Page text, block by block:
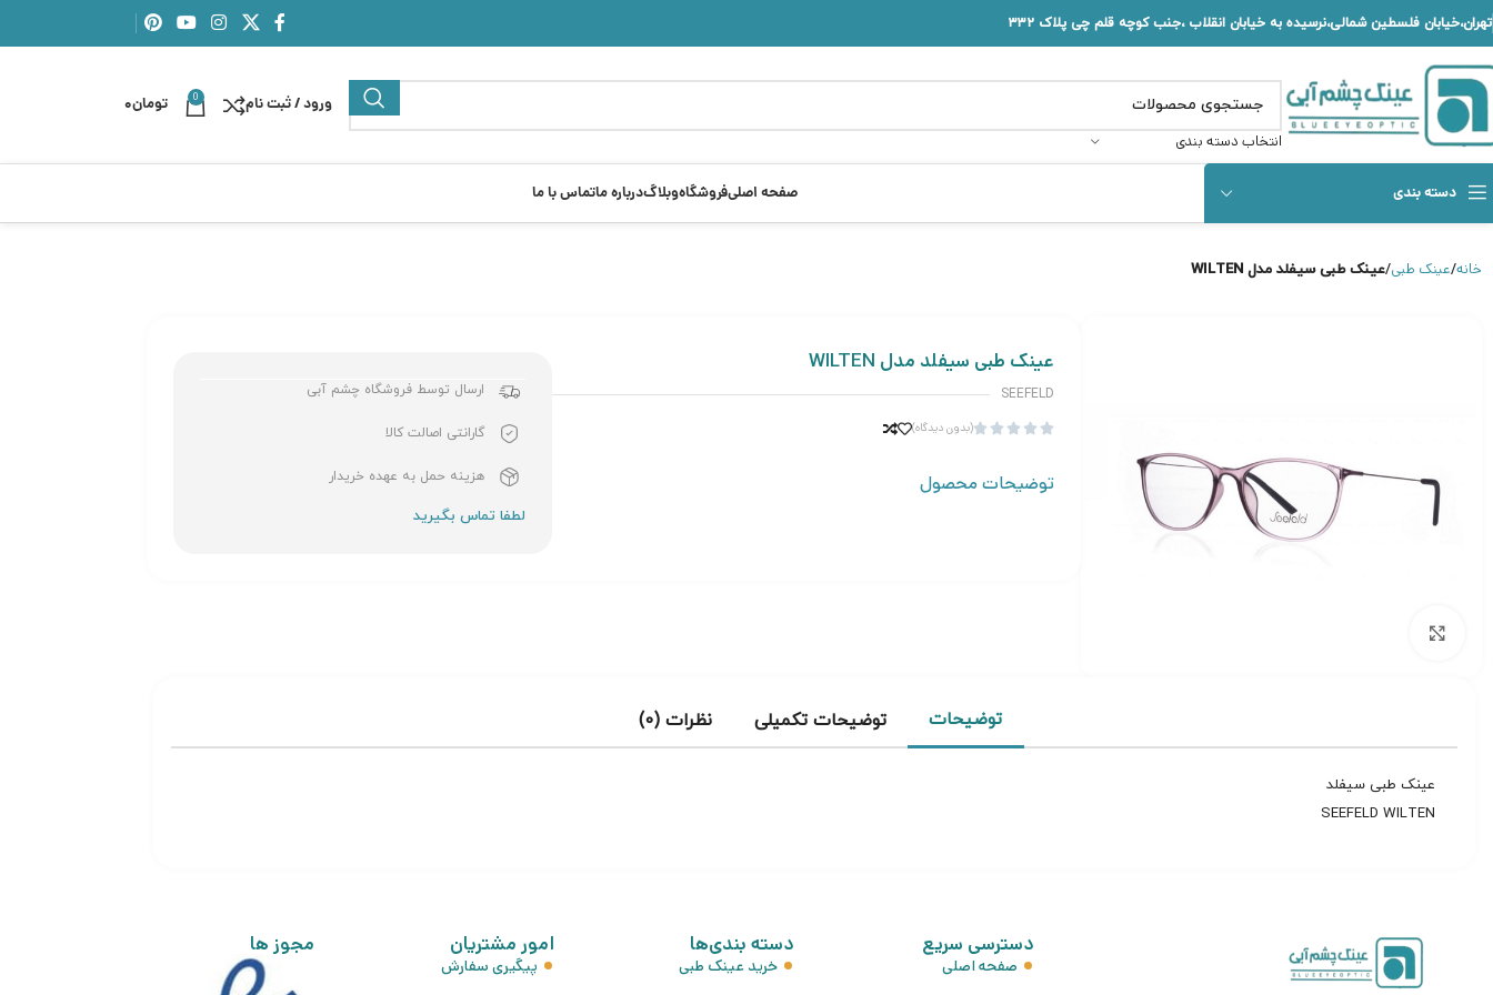
تهران،خیابان فلسطین شمالی،نرسیده به خیابان انقلاب ،جنب کوچه قلم چی پلاک ۳۳۲
انتخاب دسته بندی
ورود / ثبت نام 0 تومان0
دسته بندی صفحه اصلیفروشگاهوبلاگدرباره ماتماس با ما
خانه عینک طبی عینک طبی سیفلد مدل WILTEN
عینک طبی سیفلد مدل WILTEN
SEEFELD




(بدون دیدگاه)
توضیحات محصول
ارسال توسط فروشگاه چشم آبی
گارانتی اصالت کالا
هزینه حمل به عهده خریدار
توضیحات توضیحات تکمیلی نظرات (0)
عینک طبی سیفلد
SEEFELD WILTEN
دسترسی سریع
صفحه اصلی
دسته بندی‌ها
خرید عینک طبی
امور مشتریان
پیگیری سفارش
مجوز ها